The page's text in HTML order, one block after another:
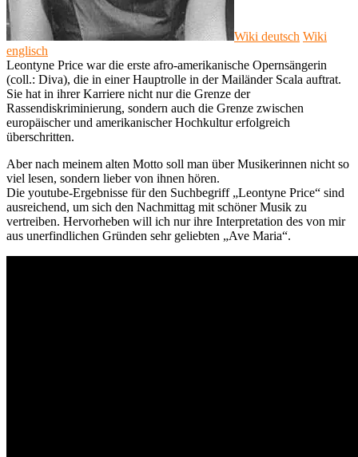
Wiki deutsch Wiki
englisch
Leontyne Price war die erste afro-amerikanische Opernsängerin
(coll.: Diva), die in einer Hauptrolle in der Mailänder Scala auftrat.
Sie hat in ihrer Karriere nicht nur die Grenze der
Rassendiskriminierung, sondern auch die Grenze zwischen
europäischer und amerikanischer Hochkultur erfolgreich
überschritten.
Aber nach meinem alten Motto soll man über Musikerinnen nicht so
viel lesen, sondern lieber von ihnen hören.
Die youtube-Ergebnisse für den Suchbegriff „Leontyne Price“ sind
ausreichend, um sich den Nachmittag mit schöner Musik zu
vertreiben. Hervorheben will ich nur ihre Interpretation des von mir
aus unerfindlichen Gründen sehr geliebten „Ave Maria“.